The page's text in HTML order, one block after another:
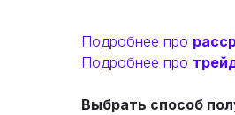
Подробнее про
Подробнее про
Выбрать способ